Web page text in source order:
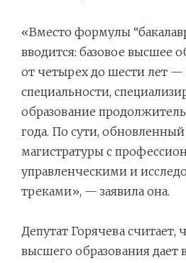
«Вместо формулы
вводится: базовое высшее
от четырех до шести лет —
специальности,
образование
года. По сути,
магистратуры с
управленческими и
треками», — заявила она.
Депутат Горячева считает,
высшего образования дает